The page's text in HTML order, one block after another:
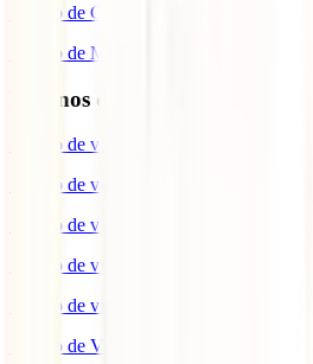
Seguro de Coche
Seguro de Moto
Destinos de interés
Seguro de viaje a EEUU
Seguro de viaje a Indonesia
Seguro de viaje a Marruecos
Seguro de viaje a Reino Unido
Seguro de viaje a México
Seguro de Viaje a Tailandia